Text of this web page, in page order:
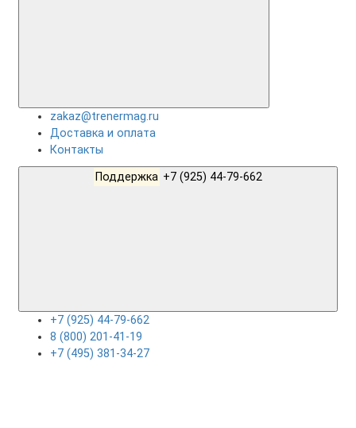
zakaz@trenermag.ru
Доставка и оплата
Контакты
Поддержка
+7 (925) 44-79-662
8 (800) 201-41-19
+7 (495) 381-34-27